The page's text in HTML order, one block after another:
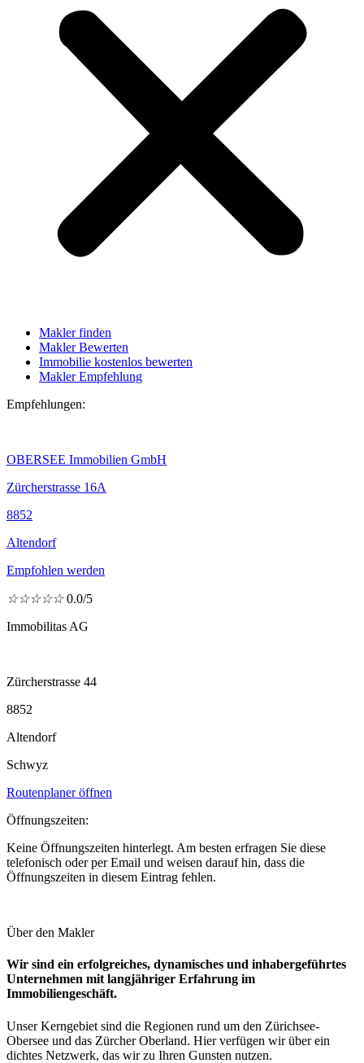
Makler finden
Makler Bewerten
Immobilie kostenlos bewerten
Makler Empfehlung
Empfehlungen:
OBERSEE Immobilien GmbH
Zürcherstrasse 16A
8852
Altendorf
Empfohlen werden
☆☆☆☆☆ 0.0/5
Immobilitas AG
Zürcherstrasse 44
8852
Altendorf
Schwyz
Routenplaner öffnen
Öffnungszeiten:
Keine Öffnungszeiten hinterlegt. Am besten erfragen Sie diese
telefonisch oder per Email und weisen darauf hin, dass die
Öffnungszeiten in diesem Eintrag fehlen.
Über den Makler
Wir sind ein erfolgreiches, dynamisches und inhabergeführtes
Unternehmen mit langjähriger Erfahrung im
Immobiliengeschäft.
Unser Kerngebiet sind die Regionen rund um den Zürichsee-
Obersee und das Zürcher Oberland. Hier verfügen wir über ein
dichtes Netzwerk, das wir zu Ihren Gunsten nutzen.